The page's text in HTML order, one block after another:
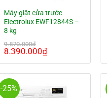
Máy giặt cửa trước
Electrolux EWF12844S –
8 kg
9.870.000₫
Giá
9.870.000₫.
8.390.000₫Giá
là:
8.390.000₫.
-25%